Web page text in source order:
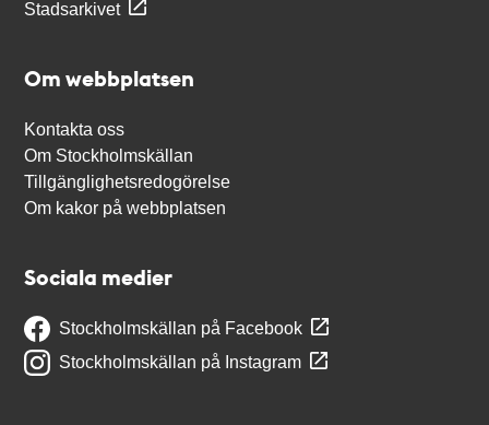
Stadsarkivet
Om webbplatsen
Kontakta oss
Om Stockholmskällan
Tillgänglighetsredogörelse
Om kakor på webbplatsen
Sociala medier
Stockholmskällan på Facebook
Stockholmskällan på Instagram